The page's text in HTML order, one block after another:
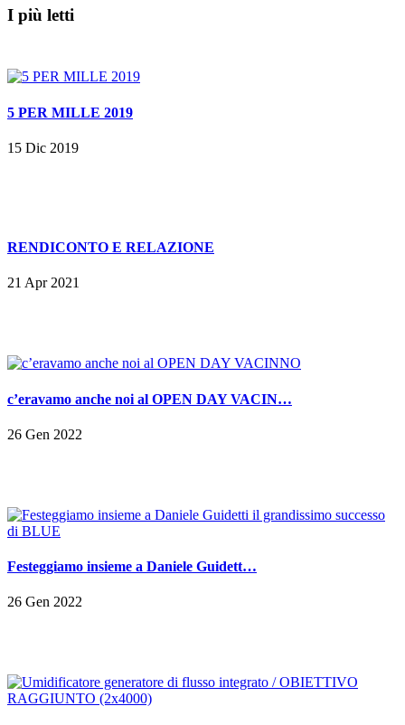
I più letti
5 PER MILLE 2019
15 Dic 2019
RENDICONTO E RELAZIONE
21 Apr 2021
c’eravamo anche noi al OPEN DAY VACIN…
26 Gen 2022
Festeggiamo insieme a Daniele Guidett…
26 Gen 2022